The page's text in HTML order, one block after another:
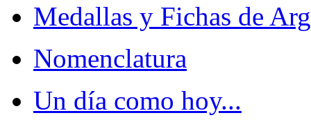
Medallas y Fichas de
Nomenclatura
Un día como hoy...